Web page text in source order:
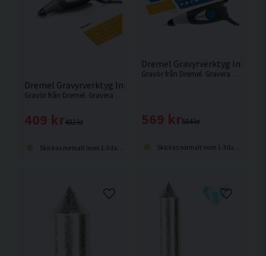
Dremel Gravyrverktyg Inkl 1st Schablon
Gravör från Dremel. Gravera en mängd olika material med optimal djupkontroll och hög precision.
432 kr
409 kr
Skickas normalt inom 1-3 dagar
Dremel Gravyrverktyg Inkl 4st
Gravör från Dremel. Gravera en mängd olika material med optimal djupkontroll och hög precision.
584 kr
569 kr
Skickas normalt inom 1-3 dagar